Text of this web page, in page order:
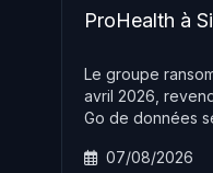
ProHealth à
Le groupe
avril 2026,
Go de données
stratégie de
07/08/2026